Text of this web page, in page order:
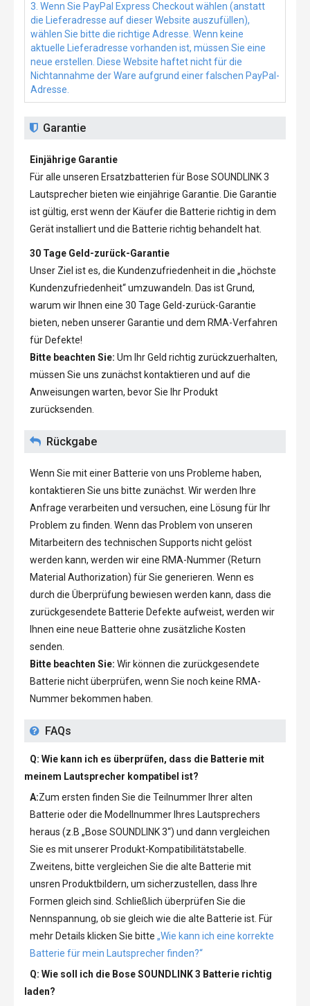
3. Wenn Sie PayPal Express Checkout wählen (anstatt
die Lieferadresse auf dieser Website auszufüllen),
wählen Sie bitte die richtige Adresse. Wenn keine
aktuelle Lieferadresse vorhanden ist, müssen Sie eine
neue erstellen. Diese Website haftet nicht für die
Nichtannahme der Ware aufgrund einer falschen PayPal-
Adresse.
Garantie
Einjährige Garantie
Für alle unseren Ersatzbatterien für Bose SOUNDLINK 3
Lautsprecher bieten wie einjährige Garantie. Die Garantie
ist gültig, erst wenn der Käufer die Batterie richtig in dem
Gerät installiert und die Batterie richtig behandelt hat.
30 Tage Geld-zurück-Garantie
Unser Ziel ist es, die Kundenzufriedenheit in die „höchste
Kundenzufriedenheit“ umzuwandeln. Das ist Grund,
warum wir Ihnen eine 30 Tage Geld-zurück-Garantie
bieten, neben unserer Garantie und dem RMA-Verfahren
für Defekte!
Bitte beachten Sie: Um Ihr Geld richtig zurückzuerhalten,
müssen Sie uns zunächst kontaktieren und auf die
Anweisungen warten, bevor Sie Ihr Produkt
zurücksenden.
Rückgabe
Wenn Sie mit einer Batterie von uns Probleme haben,
kontaktieren Sie uns bitte zunächst. Wir werden Ihre
Anfrage verarbeiten und versuchen, eine Lösung für Ihr
Problem zu finden. Wenn das Problem von unseren
Mitarbeitern des technischen Supports nicht gelöst
werden kann, werden wir eine RMA-Nummer (Return
Material Authorization) für Sie generieren. Wenn es
durch die Überprüfung bewiesen werden kann, dass die
zurückgesendete Batterie Defekte aufweist, werden wir
Ihnen eine neue Batterie ohne zusätzliche Kosten
senden.
Bitte beachten Sie: Wir können die zurückgesendete
Batterie nicht überprüfen, wenn Sie noch keine RMA-
Nummer bekommen haben.
FAQs
Q: Wie kann ich es überprüfen, dass die Batterie mit
meinem Lautsprecher kompatibel ist?
A:Zum ersten finden Sie die Teilnummer Ihrer alten
Batterie oder die Modellnummer Ihres Lautsprechers
heraus (z.B „Bose SOUNDLINK 3“) und dann vergleichen
Sie es mit unserer Produkt-Kompatibilitätstabelle.
Zweitens, bitte vergleichen Sie die alte Batterie mit
unsren Produktbildern, um sicherzustellen, dass Ihre
Formen gleich sind. Schließlich überprüfen Sie die
Nennspannung, ob sie gleich wie die alte Batterie ist. Für
mehr Details klicken Sie bitte „Wie kann ich eine korrekte
Batterie für mein Lautsprecher finden?“
Q: Wie soll ich die Bose SOUNDLINK 3 Batterie richtig
laden?